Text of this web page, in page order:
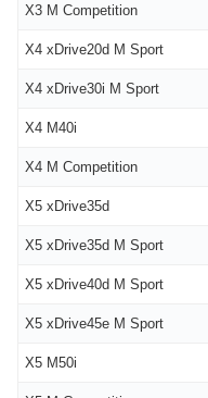
X3 M Competition
X4 xDrive20d M Sport
X4 xDrive30i M Sport
X4 M40i
X4 M Competition
X5 xDrive35d
X5 xDrive35d M Sport
X5 xDrive40d M Sport
X5 xDrive45e M Sport
X5 M50i